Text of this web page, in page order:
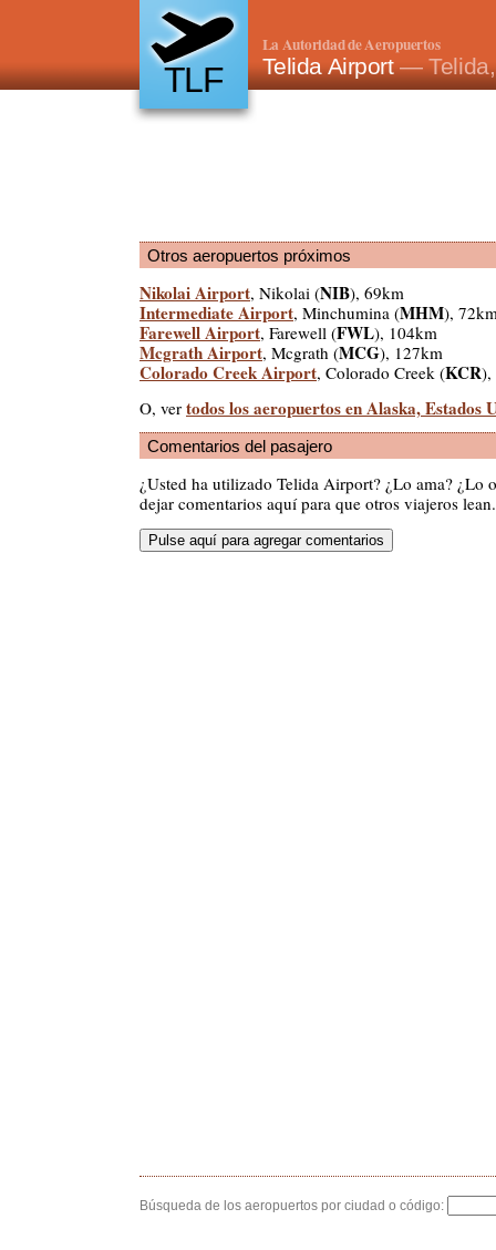
TLF
La Autoridad de Aeropuertos
Telida Airport—
Otros aeropuertos próximos
Nikolai Airport, Nikolai (NIB), 69km
Intermediate Airport, Minchumina (MHM),
Farewell Airport, Farewell (FWL), 104km
Mcgrath Airport, Mcgrath (MCG), 127km
Colorado Creek Airport, Colorado Creek (KCR),
O, ver todos los aeropuertos en Alaska, Estados
Comentarios del pasajero
¿Usted ha utilizado Telida Airport? ¿Lo ama? ¿Lo
dejar comentarios aquí para que otros viajeros lean.
Búsqueda de los aeropuertos por ciudad o código: